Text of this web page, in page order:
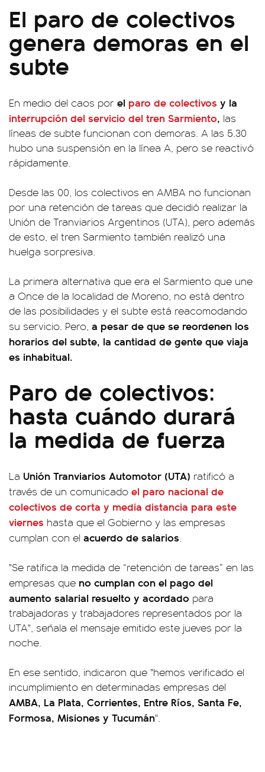
El paro de colectivos
genera demoras en el
subte
En medio del caos por el paro de colectivos y la
interrupción del servicio del tren Sarmiento, las
líneas de subte funcionan con demoras. A las 5.30
hubo una suspensión en la línea A, pero se reactivó
rápidamente.
Desde las 00, los colectivos en AMBA no funcionan
por una retención de tareas que decidió realizar la
Unión de Tranviarios Argentinos (UTA), pero además
de esto, el tren Sarmiento también realizó una
huelga sorpresiva.
La primera alternativa que era el Sarmiento que une
a Once de la localidad de Moreno, no está dentro
de las posibilidades y el subte está reacomodando
su servicio. Pero, a pesar de que se reordenen los
horarios del subte, la cantidad de gente que viaja
es inhabitual.
Paro de colectivos:
hasta cuándo durará
la medida de fuerza
La Unión Tranviarios Automotor (UTA) ratificó a
través de un comunicado el paro nacional de
colectivos de corta y media distancia para este
viernes hasta que el Gobierno y las empresas
cumplan con el acuerdo de salarios.
"Se ratifica la medida de “retención de tareas” en las
empresas que no cumplan con el pago del
aumento salarial resuelto y acordado para
trabajadoras y trabajadores representados por la
UTA", señala el mensaje emitido este jueves por la
noche.
En ese sentido, indicaron que "hemos verificado el
incumplimiento en determinadas empresas del
AMBA, La Plata, Corrientes, Entre Ríos, Santa Fe,
Formosa, Misiones y Tucumán".